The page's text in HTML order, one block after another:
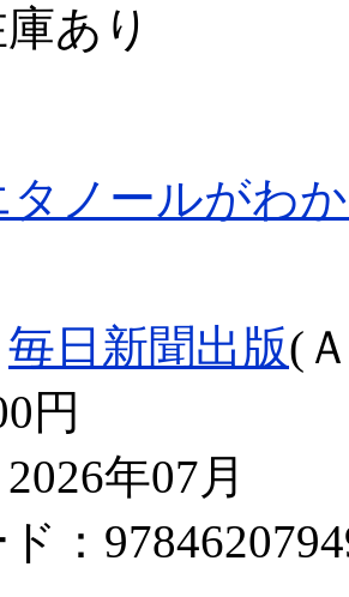
あり
ノールがわ
毎日新聞出版(
円
年07月
：